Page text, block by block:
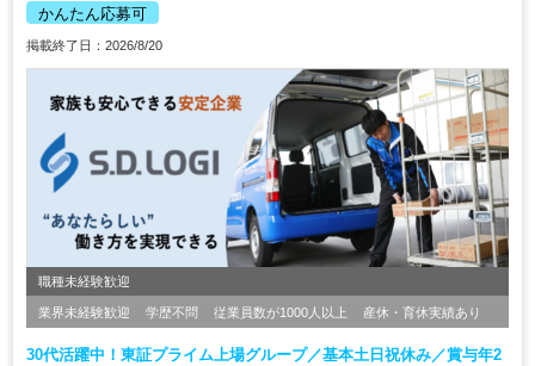
かんたん応募可
掲載終了日：2026/8/20
職種未経験歓迎
業界未経験歓迎 学歴不問 従業員数が1000人以上 産休・育休実績あり
30代活躍中！東証プライム上場グループ／基本土日祝休み／賞与年2